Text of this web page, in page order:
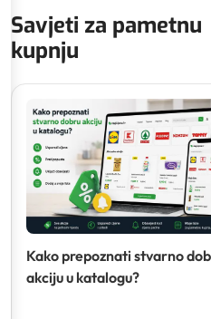
Savjeti za pametnu
kupnju
Kako prepoznati stvarno
akciju u katalogu?